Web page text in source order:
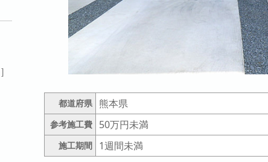
］
都道府県 熊本県
参考施工費 50万円未満
施工期間 1週間未満